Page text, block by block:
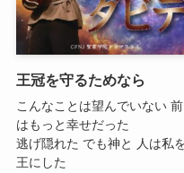
王冠を守るためなら
こんなことは望んでいない 前
はもっと幸せだった
逃げ隠れた でも神と 人は私
王にした